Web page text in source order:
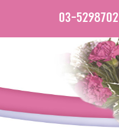
03-5298702